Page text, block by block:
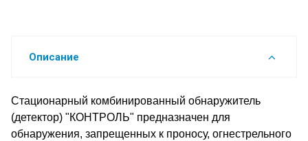
Описание
Стационарный комбинированный обнаружитель
(детектор) "КОНТРОЛЬ" предназначен для
обнаружения, запрещенных к проносу, огнестрельного